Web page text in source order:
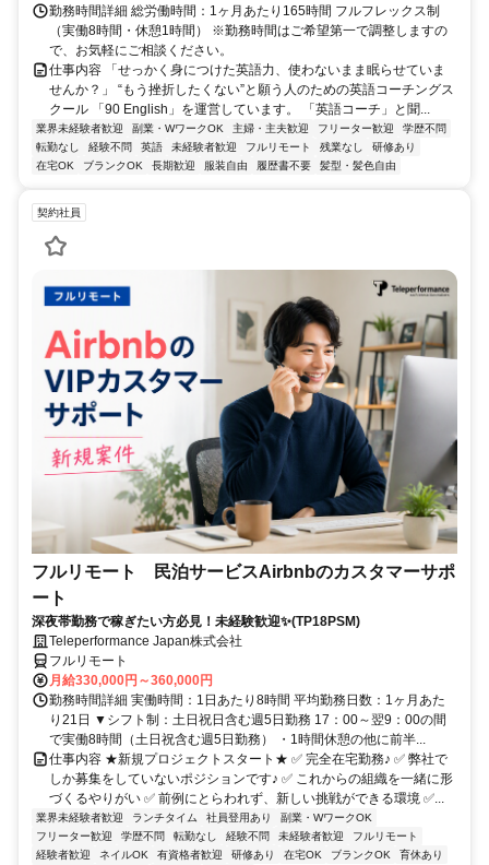
勤務時間詳細 総労働時間：1ヶ月あたり165時間 フルフレックス制
（実働8時間・休憩1時間） ※勤務時間はご希望第一で調整しますの
で、お気軽にご相談ください。
仕事内容 「せっかく身につけた英語力、使わないまま眠らせていま
せんか？」 “もう挫折したくない”と願う人のための英語コーチングス
クール 「90 English」を運営しています。 「英語コーチ」と聞...
業界未経験者歓迎 副業・WワークOK 主婦・主夫歓迎 フリーター歓迎
学歴不問
転勤なし
経験不問 英語 未経験者歓迎 フルリモート 残業なし
研修あり
在宅OK
ブランクOK 長期歓迎 服装自由 履歴書不要 髪型・髪色自由
契約社員
フルリモート 民泊サービスAirbnbのカスタマーサポ
ート
深夜帯勤務で稼ぎたい方必見！未経験歓迎✨(TP18PSM)
Teleperformance Japan株式会社
フルリモート
月給330,000円～360,000円
勤務時間詳細 実働時間：1日あたり8時間 平均勤務日数：1ヶ月あた
り21日 ▼シフト制：土日祝日含む週5日勤務 17：00～翌9：00の間
で実働8時間（土日祝含む週5日勤務） ・1時間休憩の他に前半...
仕事内容 ★新規プロジェクトスタート★ ✅ 完全在宅勤務♪ ✅ 弊社で
しか募集をしていないポジションです♪ ✅ これからの組織を一緒に形
づくるやりがい ✅ 前例にとらわれず、新しい挑戦ができる環境 ✅...
業界未経験者歓迎 ランチタイム 社員登用あり
副業・WワークOK
フリーター歓迎
学歴不問 転勤なし 経験不問 未経験者歓迎
フルリモート
経験者歓迎
ネイルOK 有資格者歓迎 研修あり 在宅OK ブランクOK
育休あり